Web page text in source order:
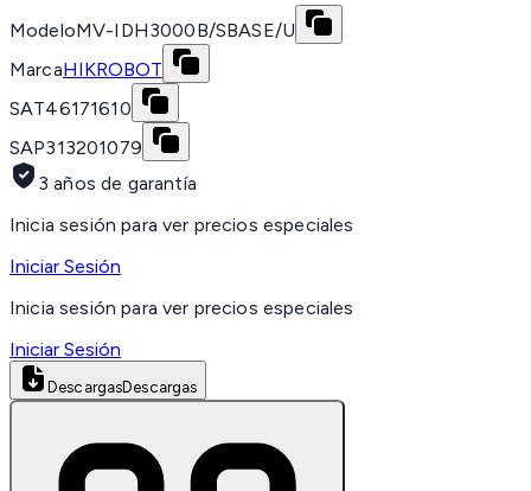
ModeloMV-IDH3000B/SBASE/U
MarcaHIKROBOT
SAT46171610
SAP313201079
3 años de garantía
Inicia sesión para ver precios especiales
Iniciar Sesión
Inicia sesión para ver precios especiales
Iniciar Sesión
DescargasDescargas